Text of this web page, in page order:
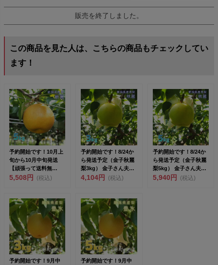
販売を終了しました。
この商品を見た人は、こちらの商品もチェックしてい
ます！
予約開始です！10月上
旬から10月中旬発送
【頑張って送料無
料！】 金子さん夫妻が
5,508円 (税込)
予約開始です！8/24か
ら発送予定（金子秋麗
梨3kg） 金子さん夫妻
が作る新潟県産青...
4,104円 (税込)
予約開始です！8/24か
ら発送予定（金子秋麗
梨5kg） 金子さん夫妻
が作る新潟県産青...
5,940円 (税込)
予約開始です！9月中
予約開始です！9月中